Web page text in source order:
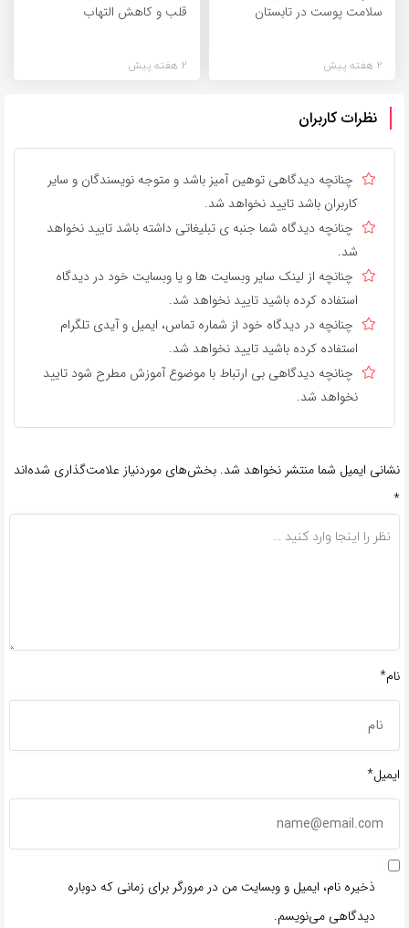
سلامت پوست در تابستان
2 هفته پیش
قلب و کاهش التهاب
2 هفته پیش
نظرات کاربران
چنانچه دیدگاهی توهین آمیز باشد و متوجه نویسندگان و سایر
کاربران باشد تایید نخواهد شد.
چنانچه دیدگاه شما جنبه ی تبلیغاتی داشته باشد تایید نخواهد
شد.
چنانچه از لینک سایر وبسایت ها و یا وبسایت خود در دیدگاه
استفاده کرده باشید تایید نخواهد شد.
چنانچه در دیدگاه خود از شماره تماس، ایمیل و آیدی تلگرام
استفاده کرده باشید تایید نخواهد شد.
چنانچه دیدگاهی بی ارتباط با موضوع آموزش مطرح شود تایید
نخواهد شد.
نشانی ایمیل شما منتشر نخواهد شد. بخش‌های موردنیاز علامت‌گذاری شده‌اند
*
نام*
ایمیل*
ذخیره نام، ایمیل و وبسایت من در مرورگر برای زمانی که دوباره
دیدگاهی می‌نویسم.